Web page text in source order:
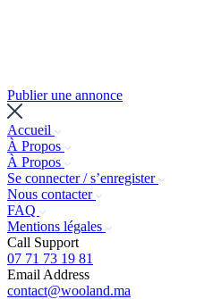
Publier une annonce
Accueil
À Propos
À Propos
Se connecter / s’enregister
Nous contacter
FAQ
Mentions légales
Call Support
07 71 73 19 81
Email Address
contact@wooland.ma